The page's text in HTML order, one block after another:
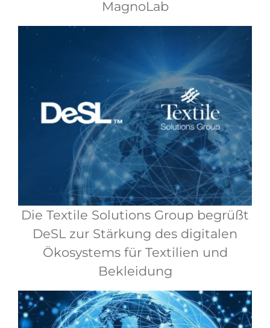
MagnoLab
Die Textile Solutions Group begrüßt
DeSL zur Stärkung des digitalen
Ökosystems für Textilien und
Bekleidung